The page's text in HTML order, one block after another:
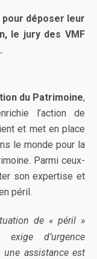
pour déposer leur
le jury des VMF
du Patrimoine,
l’action de
et met en place
le monde pour la
Parmi ceux-
son expertise et
péril.
de « péril »
d’urgence
une assistance est